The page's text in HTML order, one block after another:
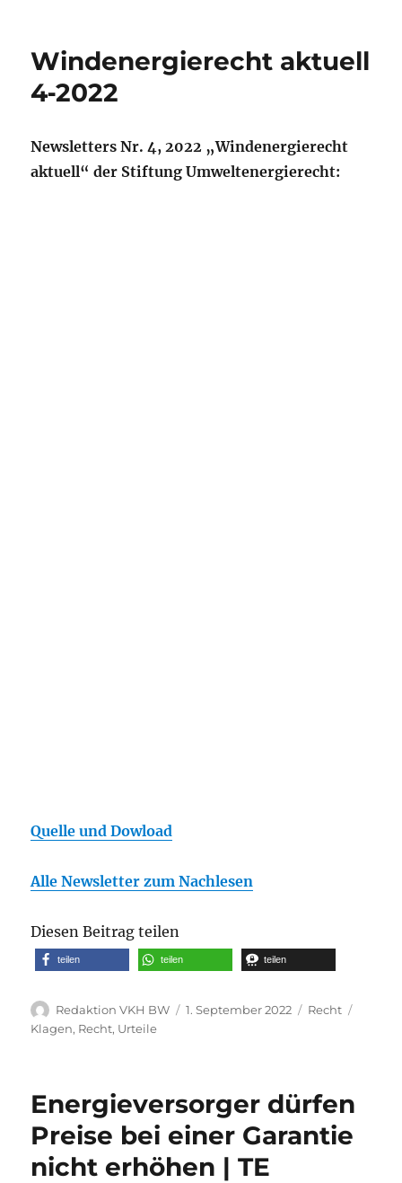
Windenergierecht aktuell
4‐2022
Newsletters Nr. 4, 2022 „Windenergierecht
aktuell“ der Stiftung Umweltenergierecht:
Quelle und Dowload
Alle Newsletter zum Nachlesen
Diesen Beitrag teilen
teilen teilen teilen
Autor
Redaktion VKH BW
Veröffentlicht
1. September 2022 Kategorien
Recht
Klagen, Recht, Urteile
Energieversorger dürfen
Preise bei einer Garantie
nicht erhöhen | TE